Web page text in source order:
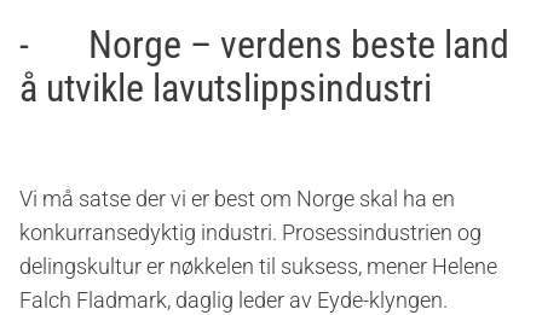
- Norge – verdens beste land
å utvikle lavutslippsindustri
Vi må satse der vi er best om Norge skal ha en
konkurransedyktig industri. Prosessindustrien og
delingskultur er nøkkelen til suksess, mener Helene
Falch Fladmark, daglig leder av Eyde-klyngen.